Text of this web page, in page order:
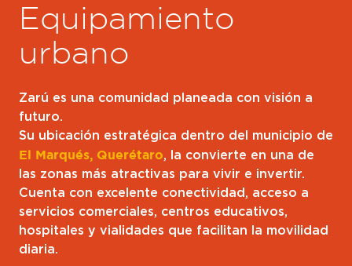
Equipamiento
urbano
Zarú es una comunidad planeada con visión a
futuro.
Su ubicación estratégica dentro del municipio de
El Marqués, Querétaro, la convierte en una de
las zonas más atractivas para vivir e invertir.
Cuenta con excelente conectividad, acceso a
servicios comerciales, centros educativos,
hospitales y vialidades que facilitan la movilidad
diaria.